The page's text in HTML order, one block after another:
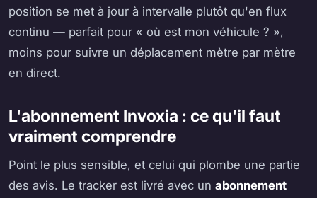
position se met à jour à intervalle plutôt qu'en flux
continu — parfait pour « où est mon véhicule ? »,
moins pour suivre un déplacement mètre par mètre
en direct.
L'abonnement Invoxia : ce qu'il faut
vraiment comprendre
Point le plus sensible, et celui qui plombe une partie
des avis. Le tracker est livré avec un abonnement